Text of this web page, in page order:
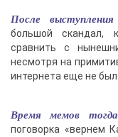
После
большой скандал,
сравнить с
несмотря на
интернета еще не
Время мемов
поговорка «вернем